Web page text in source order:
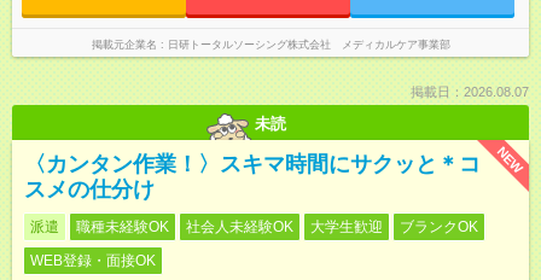
掲載元企業名 日研トータルソーシング株式会社 メディカルケア事業部
掲載日：2026.08.07
未読
NEW
〈カンタン作業！〉スキマ時間にサクッと＊コ
スメの仕分け
派遣 職種未経験OK 社会人未経験OK 大学生歓迎
ブランクOK
WEB登録・面接OK